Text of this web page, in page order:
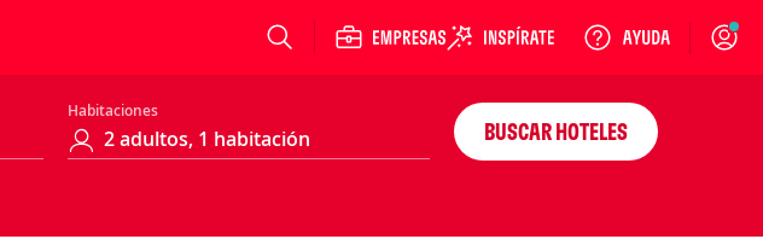
Login
Habitaciones
BUSCAR HOTELES